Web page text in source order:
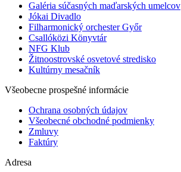
Galéria súčasných maďarských umelcov
Jókai Divadlo
Filharmonický orchester Győr
Csallóközi Könyvtár
NFG Klub
Žitnoostrovské osvetové stredisko
Kultúrny mesačník
Všeobecne prospešné informácie
Ochrana osobných údajov
Všeobecné obchodné podmienky
Zmluvy
Faktúry
Adresa